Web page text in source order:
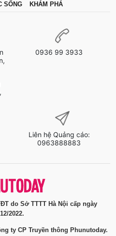
SỐNG KHÁM PHÁ
0936 99 3933
Liên hệ Quảng cáo:
0963888883
do Sở TTTT Hà Nội cấp ngày
2022.
ty CP Truyền thông Phunutoday.